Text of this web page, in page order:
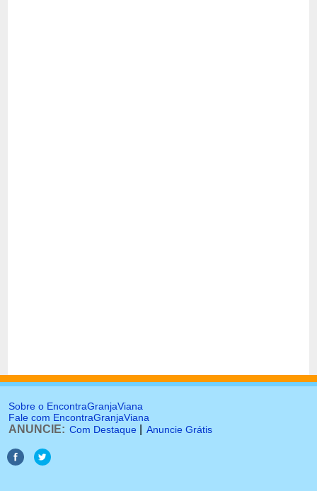
Sobre o EncontraGranjaViana
Fale com EncontraGranjaViana
ANUNCIE: Com Destaque Anuncie Grátis